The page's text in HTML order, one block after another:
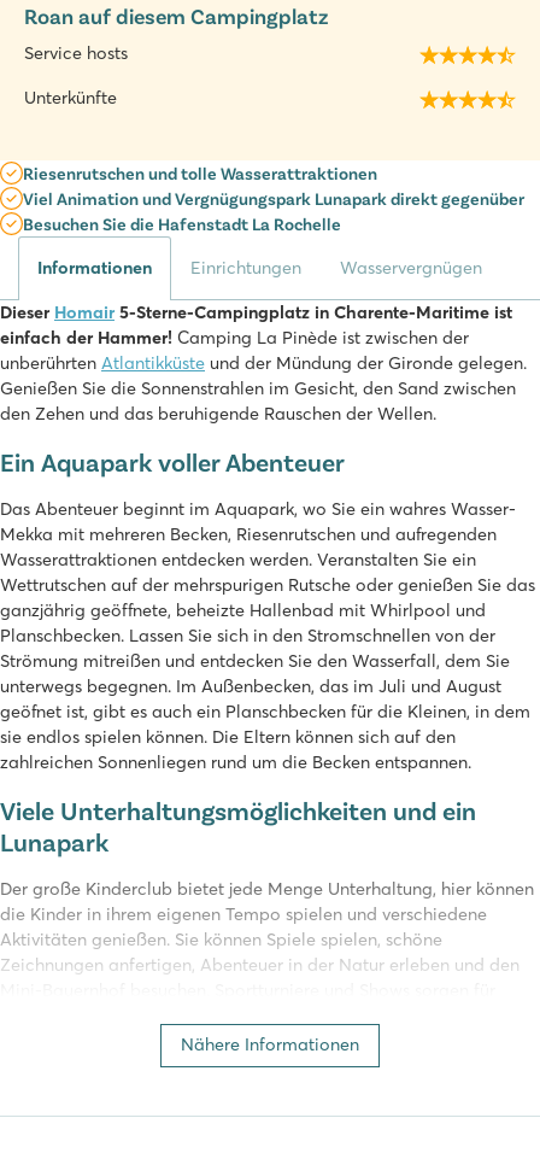
Roan auf diesem Campingplatz
Service hosts
Unterkünfte
Riesenrutschen und tolle Wasserattraktionen
Viel Animation und Vergnügungspark Lunapark direkt gegenüber
Besuchen Sie die Hafenstadt La Rochelle
Informationen Einrichtungen Wasservergnügen
Dieser Homair 5-Sterne-Campingplatz in Charente-Maritime ist
einfach der Hammer! Camping La Pinède ist zwischen der
unberührten Atlantikküste und der Mündung der Gironde gelegen.
Genießen Sie die Sonnenstrahlen im Gesicht, den Sand zwischen
den Zehen und das beruhigende Rauschen der Wellen.
Ein Aquapark voller Abenteuer
Das Abenteuer beginnt im Aquapark, wo Sie ein wahres Wasser-
Mekka mit mehreren Becken, Riesenrutschen und aufregenden
Wasserattraktionen entdecken werden. Veranstalten Sie ein
Wettrutschen auf der mehrspurigen Rutsche oder genießen Sie das
ganzjährig geöffnete, beheizte Hallenbad mit Whirlpool und
Planschbecken. Lassen Sie sich in den Stromschnellen von der
Strömung mitreißen und entdecken Sie den Wasserfall, dem Sie
unterwegs begegnen. Im Außenbecken, das im Juli und August
geöfnet ist, gibt es auch ein Planschbecken für die Kleinen, in dem
sie endlos spielen können. Die Eltern können sich auf den
zahlreichen Sonnenliegen rund um die Becken entspannen.
Viele Unterhaltungsmöglichkeiten und ein
Lunapark
Der große Kinderclub bietet jede Menge Unterhaltung, hier können
die Kinder in ihrem eigenen Tempo spielen und verschiedene
Aktivitäten genießen. Sie können Spiele spielen, schöne
Zeichnungen anfertigen, Abenteuer in der Natur erleben und den
ein Jahrmarkt gegenüber dem Campingplatz für noch mehr Spaß.
Jeden Abend erwacht die Kirmes mit tollen Fahrgeschäften zum
Nähere Informationen